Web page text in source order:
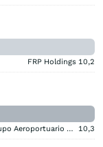
FRP Holdings 10,2
Grupo Aeroportuario del Centro Norte SAB de CV (B) (B) 10,3